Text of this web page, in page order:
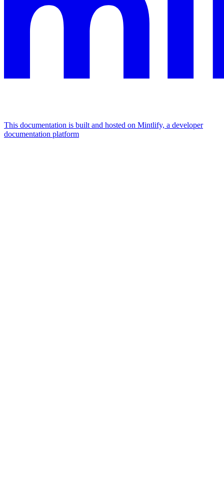
This documentation is built and hosted on Mintlify, a developer
documentation platform